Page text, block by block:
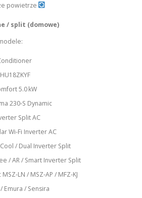
powietrze
/ split (domowe)
5.0 kW
230‑S Dynamic
Split AC
Wi‑Fi Inverter AC
/ Dual Inverter Split
/ AR / Smart Inverter Split
/ MSZ‑AP / MFZ-KJ
Emura / Sensira